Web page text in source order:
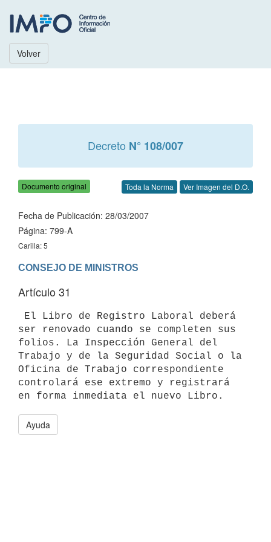
Volver
Decreto N° 108/007
Documento original Toda la Norma Ver Imagen del D.O.
Fecha de Publicación: 28/03/2007
Página: 799-A
Carilla: 5
Artículo 31
ser renovado cuando se completen sus
folios. La Inspección General del
Trabajo y de la Seguridad Social o la
Oficina de Trabajo correspondiente
controlará ese extremo y registrará
Ayuda